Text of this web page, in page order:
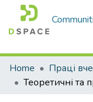
Home
Праці